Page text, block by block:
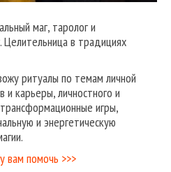
маг, таролог и
Целительница в традициях
ритуалы по темам личной
карьеры, личностного и
игры,
и энергетическую
вам помочь >>>